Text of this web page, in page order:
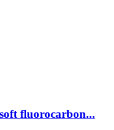
fluorocarbon...